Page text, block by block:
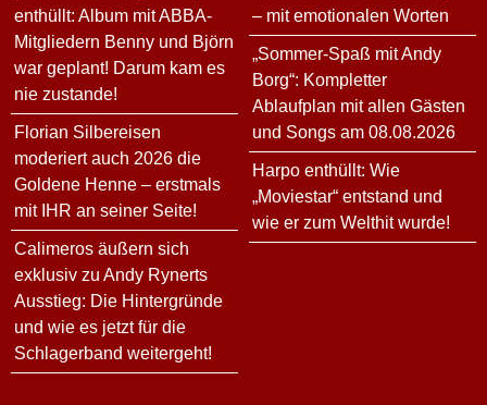
enthüllt: Album mit ABBA-
Mitgliedern Benny und Björn
war geplant! Darum kam es
nie zustande!
Florian Silbereisen
moderiert auch 2026 die
Goldene Henne – erstmals
mit IHR an seiner Seite!
Calimeros äußern sich
exklusiv zu Andy Rynerts
Ausstieg: Die Hintergründe
und wie es jetzt für die
Schlagerband weitergeht!
– mit emotionalen Worten
„Sommer-Spaß mit Andy
Borg“: Kompletter
Ablaufplan mit allen Gästen
und Songs am 08.08.2026
Harpo enthüllt: Wie
„Moviestar“ entstand und
wie er zum Welthit wurde!